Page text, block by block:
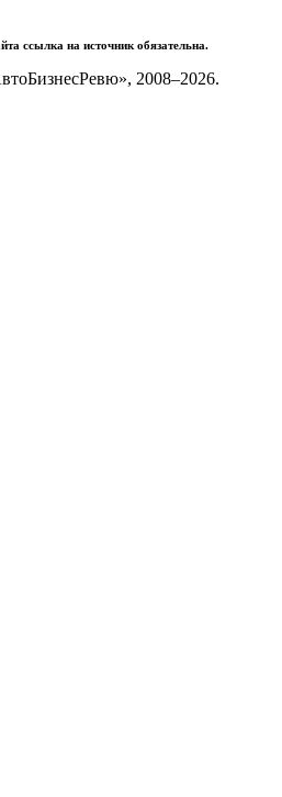
ссылка на источник обязательна.
2008–2026.